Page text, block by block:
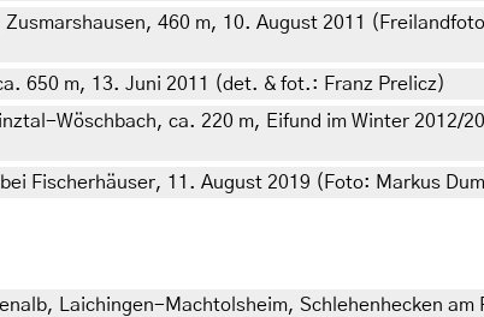
460 m, 10. August 2011
650 m, 13. Juni 2011 (det. & fot.: Franz Prelicz)
Wöschbach, ca. 220 m, Eifund im Winter 2012/
Fischerhäuser, 11. August 2019 (Foto: Markus
Laichingen-Machtolsheim, Schlehenhecken am